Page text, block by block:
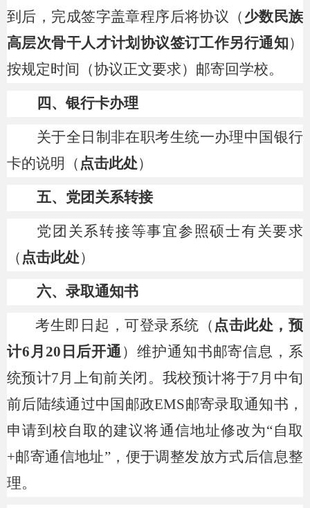
到后，完成签字盖章程序后将协议（ 少数民族
高层次骨干人才计划协议签订工作另行通知）
按规定时间（协议正文要求）邮寄回学校。
四、银行卡办理
关于全日制非在职考生统一办理中国银行
卡的说明（ 点击此处）
五、党团关系转接
党团关系转接等事宜参照硕士有关要求
（ 点击此处）
六、录取通知书
考生即日起，可登录系统（ 点击此处 ，预
计6月20日后开通）维护通知书邮寄信息，系
统预计7月上旬前关闭。我校预计将于7月中旬
前后陆续通过中国邮政EMS邮寄录取通知书，
申请到校自取的建议将通信地址修改为“自取
+邮寄通信地址”，便于调整发放方式后信息整
理。